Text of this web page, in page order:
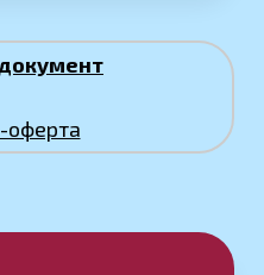
оферта